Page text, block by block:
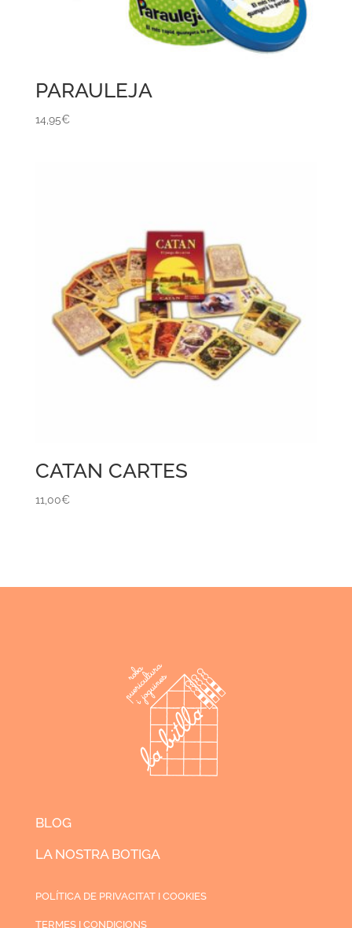
PARAULEJA
14,95€
CATAN CARTES
11,00€
BLOG
LA NOSTRA BOTIGA
POLÍTICA DE PRIVACITAT I COOKIES
TERMES I CONDICIONS